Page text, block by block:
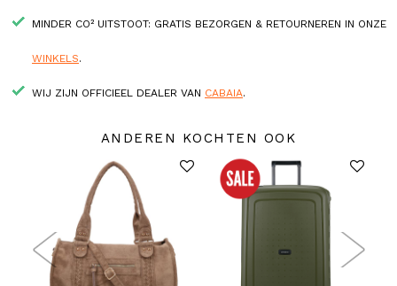
MINDER CO² UITSTOOT: GRATIS BEZORGEN & RETOURNEREN IN ONZE
WINKELS.
WIJ ZIJN OFFICIEEL DEALER VAN CABAIA.
ANDEREN KOCHTEN OOK